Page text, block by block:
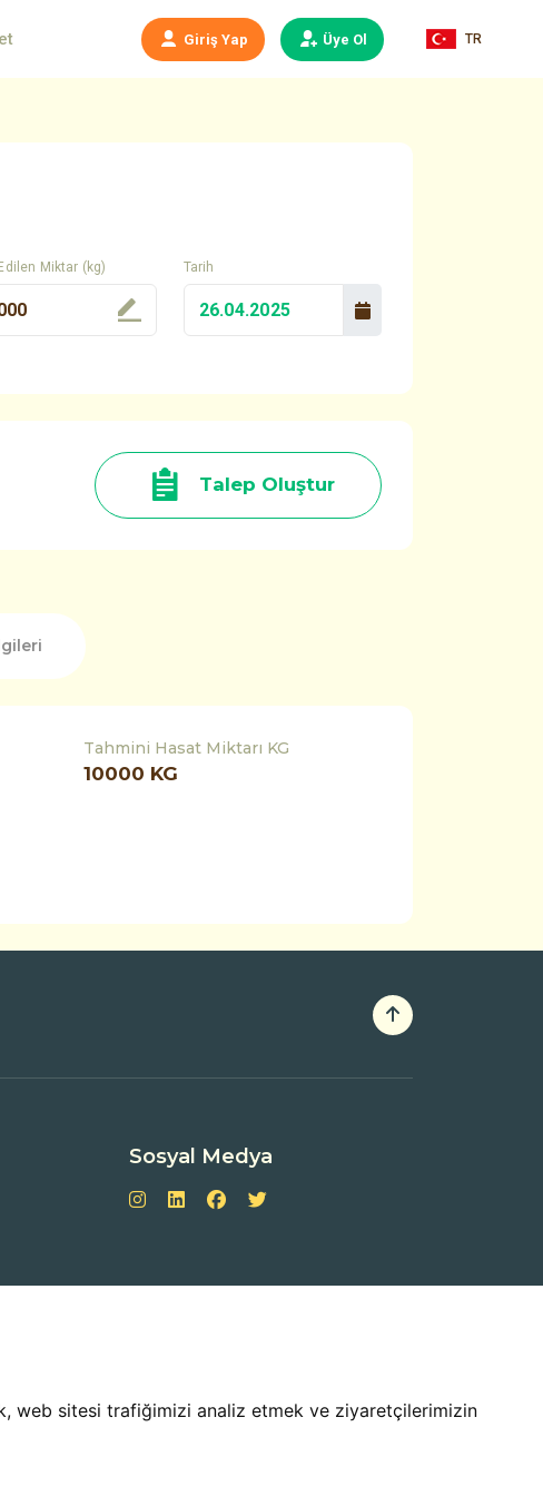
web sitesi trafiğimizi analiz etmek ve ziyaretçilerimizin
Giriş Yap Üye Ol TR
Miktar (kg) Tarih
Talep Oluştur
Tahmini Hasat Miktarı KG
10000 KG
Sosyal Medya